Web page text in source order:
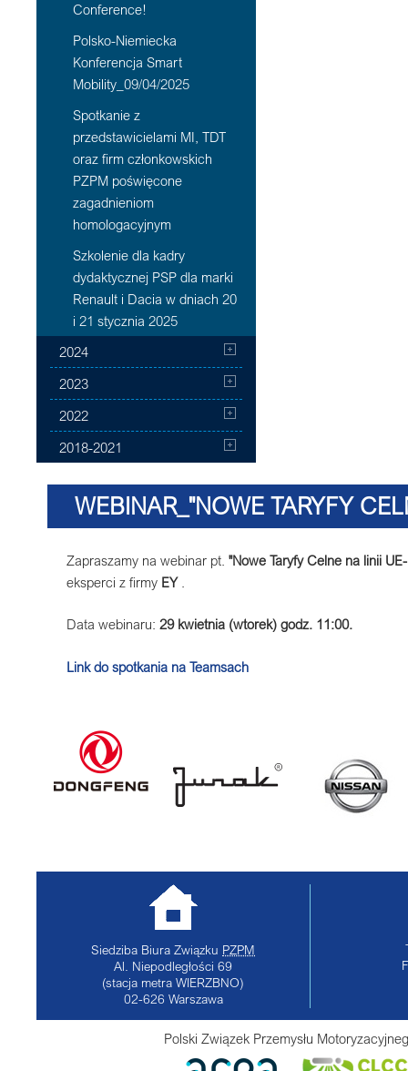
Conference!
Polsko-Niemiecka
Konferencja Smart
Mobility_09/04/2025
Spotkanie z
przedstawicielami MI, TDT
oraz firm członkowskich
PZPM poświęcone
zagadnieniom
homologacyjnym
Szkolenie dla kadry
dydaktycznej PSP dla marki
Renault i Dacia w dniach 20
i 21 stycznia 2025
2024
2023
2022
2018-2021
WEBINAR_"NOWE TARYFY
Zapraszamy na webinar pt. "Nowe Taryfy Celne na linii
eksperci z firmy EY.
Data webinaru: 29 kwietnia (wtorek) godz. 11:00.
Link do spotkania na Teamsach
Siedziba Biura Związku PZPM
Al. Niepodległości 69
(stacja metra WIERZBNO)
02-626 Warszawa
Polski Związek Przemysłu